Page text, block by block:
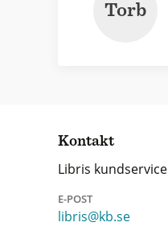
Torb
Kontakt
Libris kundservice
E-POST
libris@kb.se